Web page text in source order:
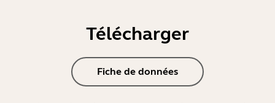
Télécharger
Fiche de données